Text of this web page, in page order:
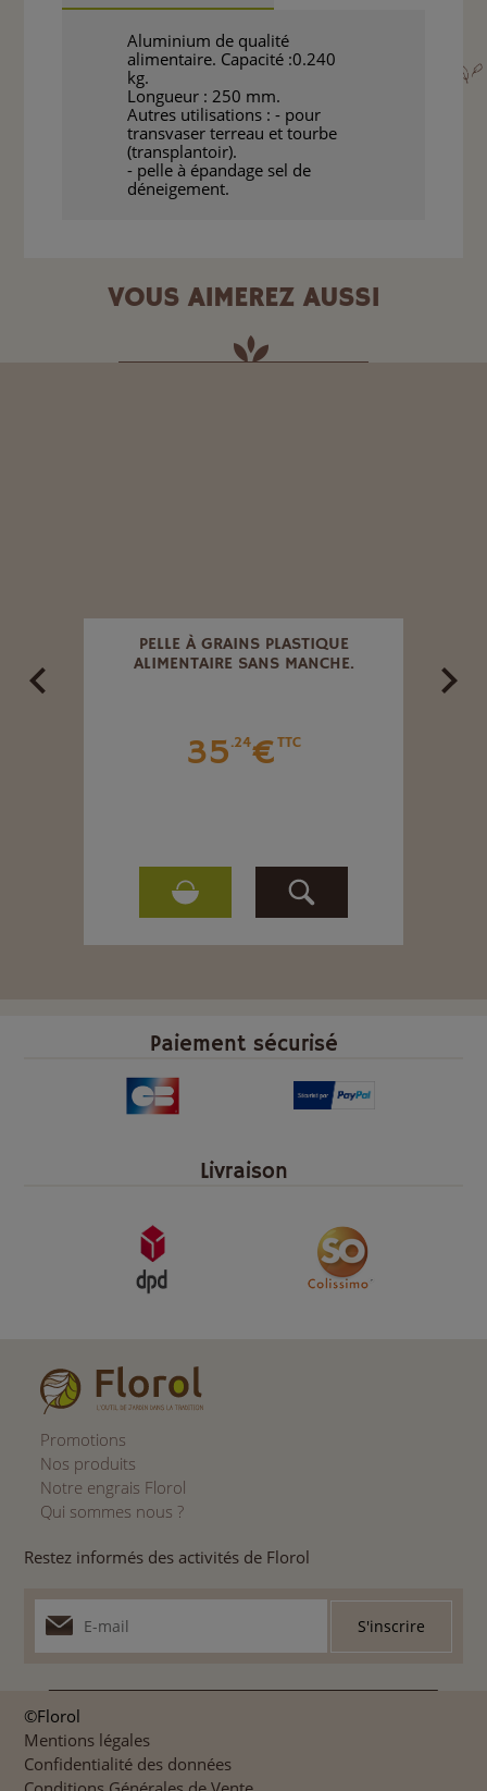
Aluminium de qualité
alimentaire. Capacité :0.240
kg.
Longueur : 250 mm.
Autres utilisations : - pour
transvaser terreau et tourbe
(transplantoir).
- pelle à épandage sel de
déneigement.
VOUS AIMEREZ AUSSI
5 M
PELLE À GRAINS PLASTIQUE
ALIMENTAIRE SANS MANCHE.
35.24€TTC
Paiement sécurisé
Livraison
Promotions
Nos produits
Notre engrais Florol
Qui sommes nous ?
Restez informés des activités de Florol
©Florol
Mentions légales
Confidentialité des données